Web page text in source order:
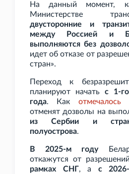
На данный момент,
Министерстве
двусторонние и
между Россией и
выполняются без
идет об отказе от
стран».
Переход к
планируют начать с 1-
года. Как отмечалось
отменят дозволы на
из Сербии и стран
полуострова.
В 2025-м году
откажутся от
рамках СНГ, а с